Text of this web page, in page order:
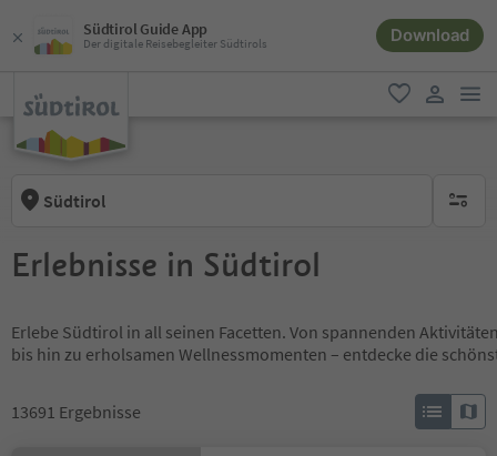
Südtirol Guide App
Der digitale Reisebegleiter Südtirols Download
favorit
Südtirol keine
Erlebnisse in Südtirol
Erlebe Südtirol in all seinen Facetten. Von spannenden
bis hin zu erholsamen Wellnessmomenten – entdecke die
13691 Ergebnisse